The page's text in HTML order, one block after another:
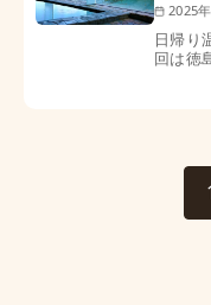
2025
日帰り
回は徳